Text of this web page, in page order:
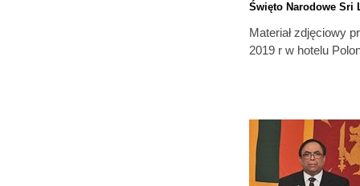
Święto Narodowe Sri
Materiał zdjęciowy
2019 r w hotelu